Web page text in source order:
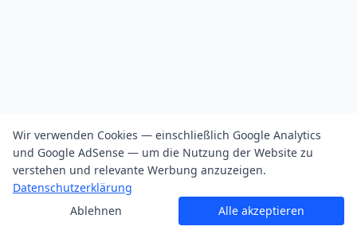
Wir verwenden Cookies — einschließlich Google Analytics
und Google AdSense — um die Nutzung der Website zu
verstehen und relevante Werbung anzuzeigen.
Datenschutzerklärung
Ablehnen
Alle akzeptieren